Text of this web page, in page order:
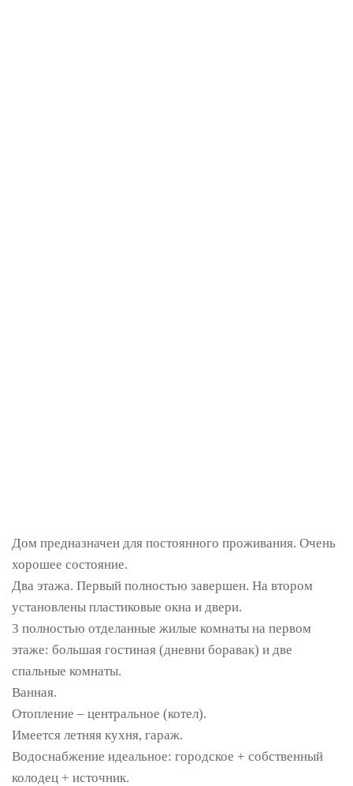
Дом предназначен для постоянного проживания. Очень
хорошее состояние.
Два этажа. Первый полностью завершен. На втором
установлены пластиковые окна и двери.
3 полностью отделанные жилые комнаты на первом
этаже: большая гостиная (дневни боравак) и две
спальные комнаты.
Ванная.
Отопление – центральное (котел).
Имеется летняя кухня, гараж.
Водоснабжение идеальное: городское + собственный
колодец + источник.